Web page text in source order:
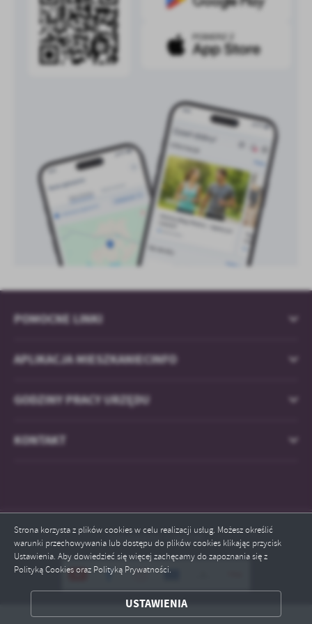
Strona korzysta z plików cookies w celu realizacji usług. Możesz określić
warunki przechowywania lub dostępu do plików cookies klikając przycisk
Ustawienia. Aby dowiedzieć się więcej zachęcamy do zapoznania się z
Polityką Cookies oraz Polityką Prywatności.
USTAWIENIA
ZAPISZ WYBRANE
ODRZUĆ WSZYSTKIE
POMOCNE LINKI
APLIKACJA MIESZKANIECINFO
GODZINY PRACY URZĘDU
KONTAKT
Odwiedzin: 1764196